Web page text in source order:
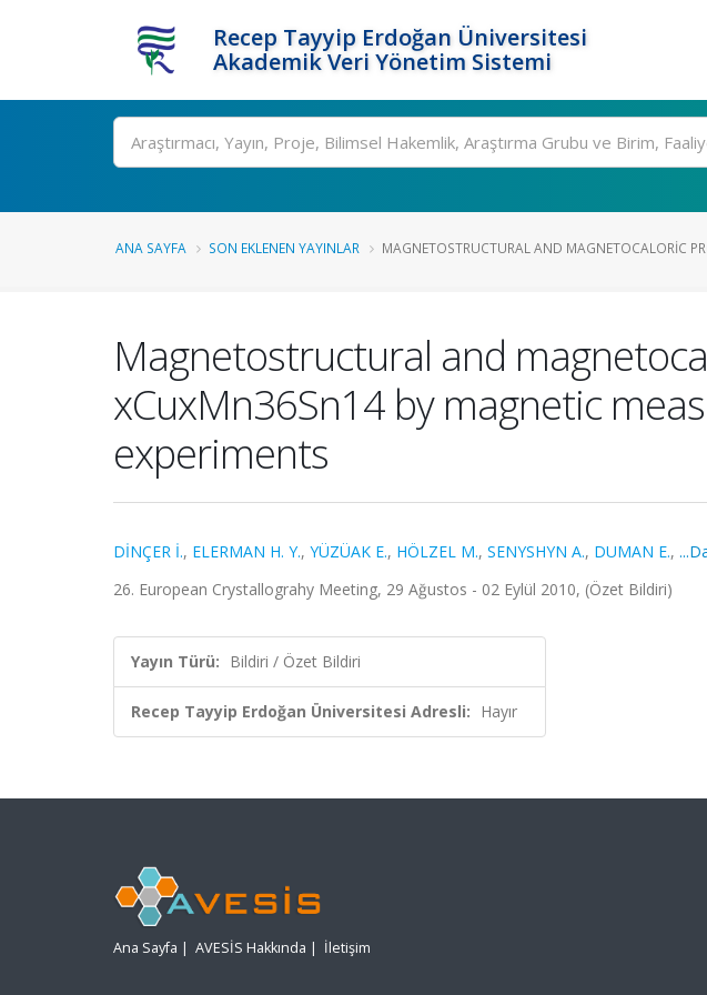
Recep Tayyip Erdoğan Üniversitesi
Akademik Veri Yönetim Sistemi
Ara
ANA SAYFA SON EKLENEN YAYINLAR MAGNETOSTRUCTURAL AND MAGNETOCALORIC
Magnetostructural and
xCuxMn36Sn14 by magnetic
experiments
DİNÇER İ., ELERMAN H. Y., YÜZÜAK E., HÖLZEL M., SENYSHYN A., DUMAN E.,
26. European Crystallograhy Meeting, 29 Ağustos - 02 Eylül 2010, (Özet Bildiri)
Yayın Türü: Bildiri / Özet Bildiri
Recep Tayyip Erdoğan Üniversitesi Adresli: Hayır
Ana Sayfa | AVESİS Hakkında | İletişim